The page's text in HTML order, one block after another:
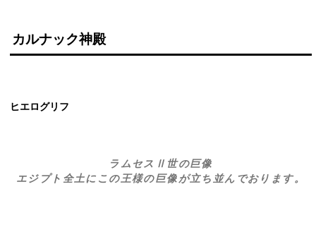
カルナック神殿
ヒエログリフ
ラムセスⅡ世の巨像
エジプト全土にこの王様の巨像が立ち並んでおります。